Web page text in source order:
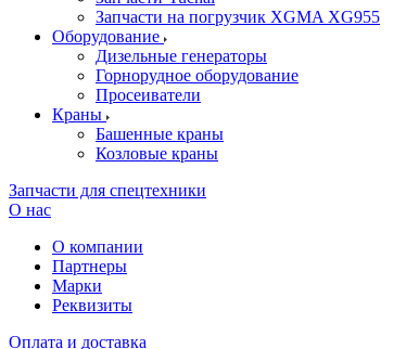
Запчасти на погрузчик XGMA XG955
Оборудование
Дизельные генераторы
Горнорудное оборудование
Просеиватели
Краны
Башенные краны
Козловые краны
Запчасти для спецтехники
О нас
О компании
Партнеры
Марки
Реквизиты
Оплата и доставка